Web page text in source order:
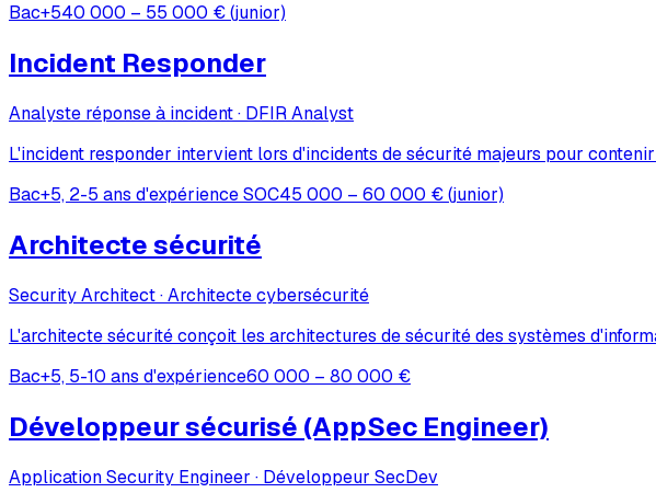
Bac+540 000 – 55 000 € (junior)
Incident Responder
Analyste réponse à incident · DFIR Analyst
L'incident responder intervient lors d'incidents de sécurité majeurs pour
Bac+5, 2-5 ans d'expérience SOC45 000 – 60 000 € (junior)
Architecte sécurité
Security Architect · Architecte cybersécurité
L'architecte sécurité conçoit les architectures de sécurité des systèmes
Bac+5, 5-10 ans d'expérience60 000 – 80 000 €
Développeur sécurisé (AppSec Engineer)
Application Security Engineer · Développeur SecDev